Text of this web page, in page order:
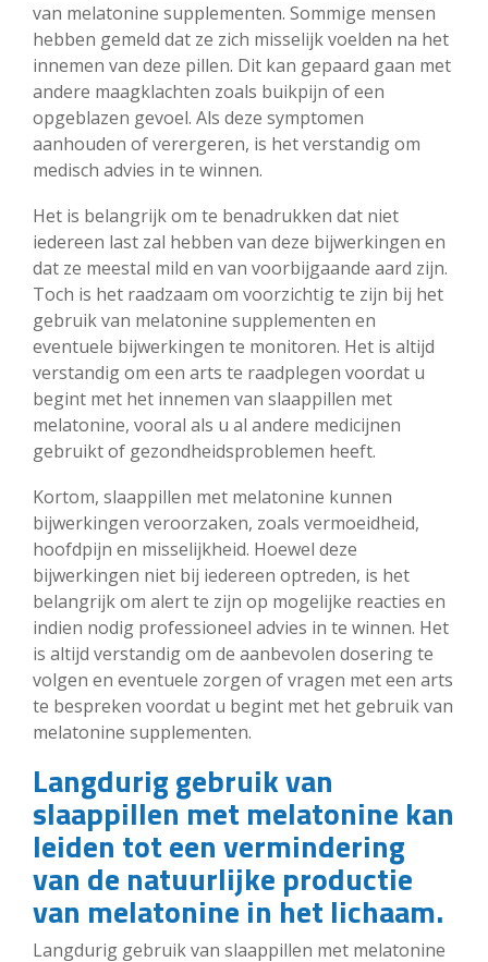
van melatonine supplementen. Sommige mensen
hebben gemeld dat ze zich misselijk voelden na het
innemen van deze pillen. Dit kan gepaard gaan met
andere maagklachten zoals buikpijn of een
opgeblazen gevoel. Als deze symptomen
aanhouden of verergeren, is het verstandig om
medisch advies in te winnen.
Het is belangrijk om te benadrukken dat niet
iedereen last zal hebben van deze bijwerkingen en
dat ze meestal mild en van voorbijgaande aard zijn.
Toch is het raadzaam om voorzichtig te zijn bij het
gebruik van melatonine supplementen en
eventuele bijwerkingen te monitoren. Het is altijd
verstandig om een arts te raadplegen voordat u
begint met het innemen van slaappillen met
melatonine, vooral als u al andere medicijnen
gebruikt of gezondheidsproblemen heeft.
Kortom, slaappillen met melatonine kunnen
bijwerkingen veroorzaken, zoals vermoeidheid,
hoofdpijn en misselijkheid. Hoewel deze
bijwerkingen niet bij iedereen optreden, is het
belangrijk om alert te zijn op mogelijke reacties en
indien nodig professioneel advies in te winnen. Het
is altijd verstandig om de aanbevolen dosering te
volgen en eventuele zorgen of vragen met een arts
te bespreken voordat u begint met het gebruik van
melatonine supplementen.
Langdurig gebruik van
slaappillen met melatonine kan
leiden tot een vermindering
van de natuurlijke productie
van melatonine in het lichaam.
Langdurig gebruik van slaappillen met melatonine